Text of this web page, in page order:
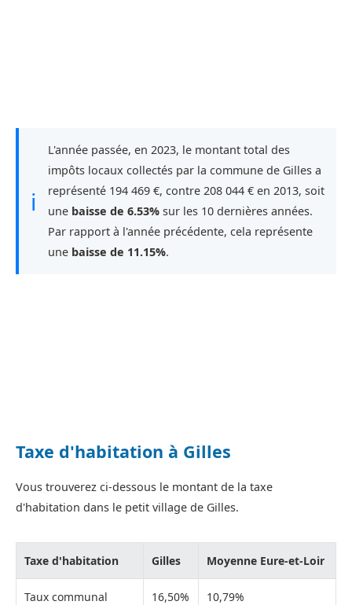
ℹ
L'année passée, en 2023, le montant total des
impôts locaux collectés par la commune de Gilles a
représenté 194 469 €, contre 208 044 € en 2013, soit
une baisse de 6.53% sur les 10 dernières années.
Par rapport à l'année précédente, cela représente
une baisse de 11.15%.
Taxe d'habitation à Gilles
Vous trouverez ci-dessous le montant de la taxe
d'habitation dans le petit village de Gilles.
Taxe d'habitation Gilles Moyenne Eure-et-Loir
Taux communal 16,50% 10,79%